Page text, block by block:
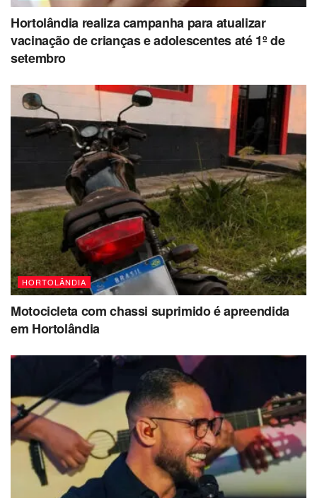
Hortolândia realiza campanha para atualizar
vacinação de crianças e adolescentes até 1º de
setembro
HORTOLÂNDIA
Motocicleta com chassi suprimido é apreendida
em Hortolândia